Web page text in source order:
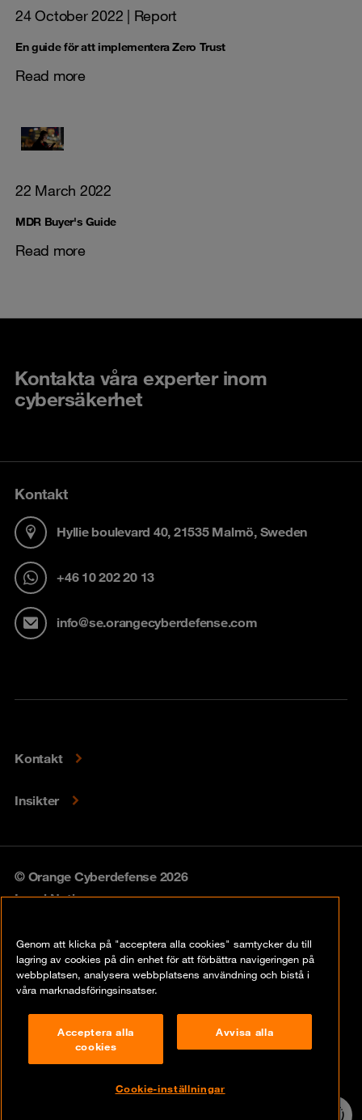
24 October 2022 | Report
En guide för att implementera Zero Trust
Read more
22 March 2022
MDR Buyer's Guide
Read more
Kontakta våra experter inom
cybersäkerhet
Kontakt
Hyllie boulevard 40, 21535 Malmö, Sweden
+46 10 202 20 13
info@se.orangecyberdefense.com
Kontakt
Insikter
© Orange Cyberdefense 2026
Legal Notice
Vulnerability policy
Compliance
Genom att klicka på "acceptera alla cookies" samtycker du till
lagring av cookies på din enhet för att förbättra navigeringen på
webbplatsen, analysera webbplatsens användning och bistå i
våra marknadsföringsinsatser.
Acceptera alla
cookies
Avvisa alla
Cookie-inställningar